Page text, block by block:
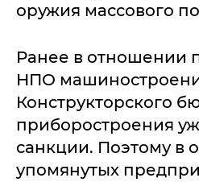
оружия массового
Ранее в отношении
НПО
Конструкторского
приборостроения
санкции. Поэтому в
упомянутых